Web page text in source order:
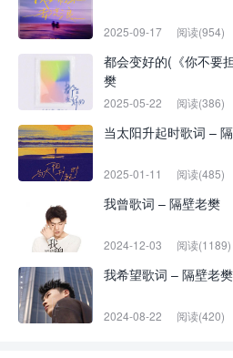
2025-09-17 阅读(954)
都会变好的(《你不要
樊
2025-05-22 阅读(386)
当太阳升起时歌词 –
2025-01-11 阅读(485)
我曾歌词 – 隔壁老樊
2024-12-03 阅读(1189)
我希望歌词 – 隔壁老樊
2024-08-22 阅读(420)